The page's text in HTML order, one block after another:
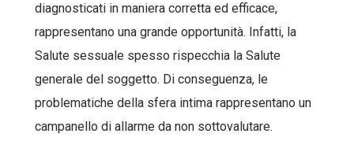
diagnosticati in maniera corretta ed efficace,
rappresentano una grande opportunità. Infatti, la
Salute sessuale spesso rispecchia la Salute
generale del soggetto. Di conseguenza, le
problematiche della sfera intima rappresentano un
campanello di allarme da non sottovalutare.